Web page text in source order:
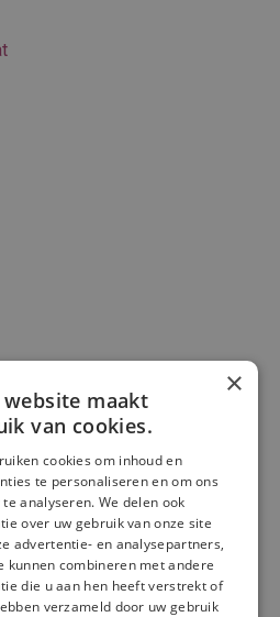
of korting
×
website maakt
van cookies.
cookies om inhoud en
te personaliseren en om ons
analyseren. We delen ook
over uw gebruik van onze site
advertentie- en analysepartners,
kunnen combineren met andere
die u aan hen heeft verstrekt of
verzameld door uw gebruik